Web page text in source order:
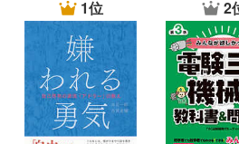
1位 2